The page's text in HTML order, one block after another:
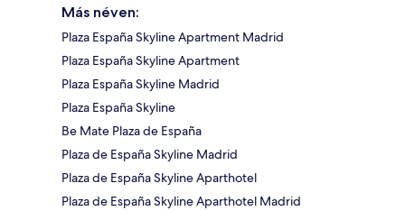
Más néven:
Plaza España Skyline Apartment Madrid
Plaza España Skyline Apartment
Plaza España Skyline Madrid
Plaza España Skyline
Be Mate Plaza de España
Plaza de España Skyline Madrid
Plaza de España Skyline Aparthotel
Plaza de España Skyline Aparthotel Madrid